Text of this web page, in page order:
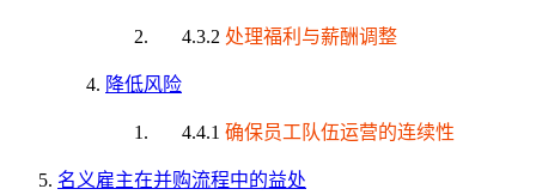
4.3.2 处理福利与薪酬调整
降低风险
4.4.1 确保员工队伍运营的连续性
名义雇主在并购流程中的益处